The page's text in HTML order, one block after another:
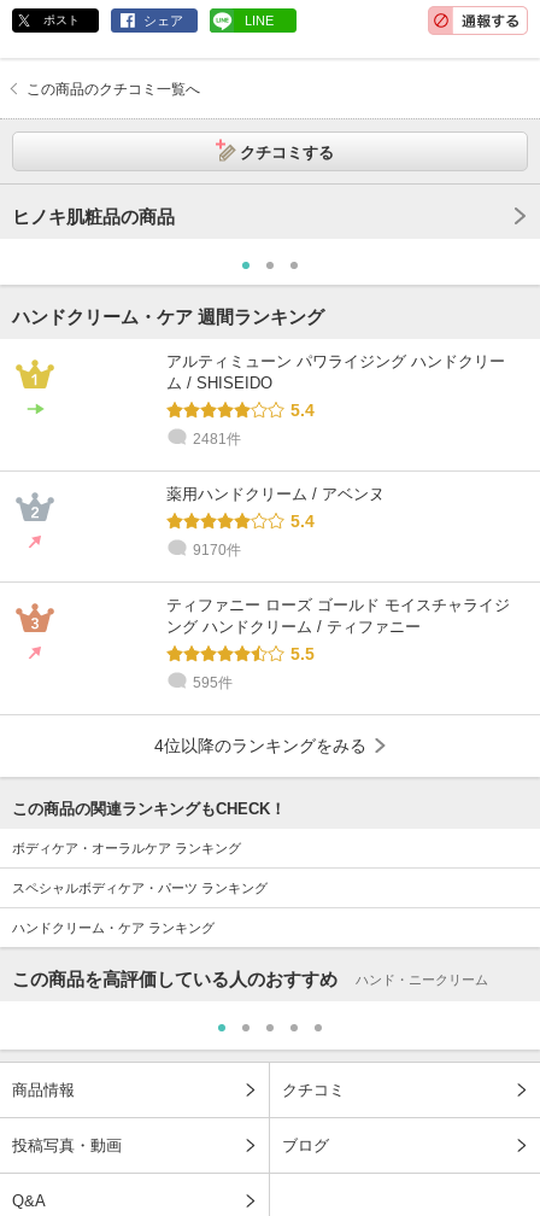
ポスト シェア LINE
この商品のクチコミ一覧へ
クチコミする
ヒノキ肌粧品の商品
ハンドクリーム・ケア 週間ランキング
アルティミューン パワライジング ハンドクリー
ム / SHISEIDO
5.4
2481件
薬用ハンドクリーム / アベンヌ
5.4
9170件
ティファニー ローズ ゴールド モイスチャライジ
ング ハンドクリーム / ティファニー
5.5
595件
4位以降のランキングをみる
この商品の関連ランキングもCHECK！
ボディケア・オーラルケア ランキング
スペシャルボディケア・パーツ ランキング
ハンドクリーム・ケア ランキング
この商品を高評価している人のおすすめ ハンド・ニークリーム
商品情報 クチコミ
投稿写真・動画 ブログ
Q&A